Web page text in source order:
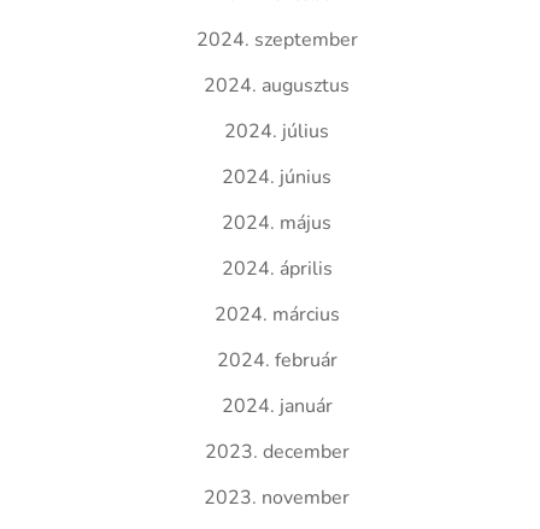
2024. szeptember
2024. augusztus
2024. július
2024. június
2024. május
2024. április
2024. március
2024. február
2024. január
2023. december
2023. november